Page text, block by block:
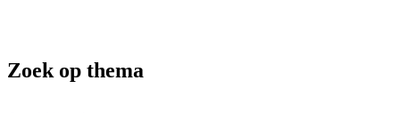
Zoek op thema